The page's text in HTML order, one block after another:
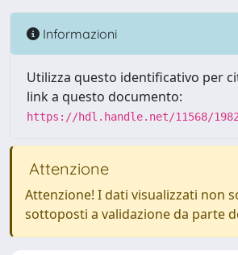
Informazioni
Utilizza questo identificativo per
link a questo documento:
https://hdl.handle.net/11568/1982
Attenzione
Attenzione! I dati visualizzati non
sottoposti a validazione da parte